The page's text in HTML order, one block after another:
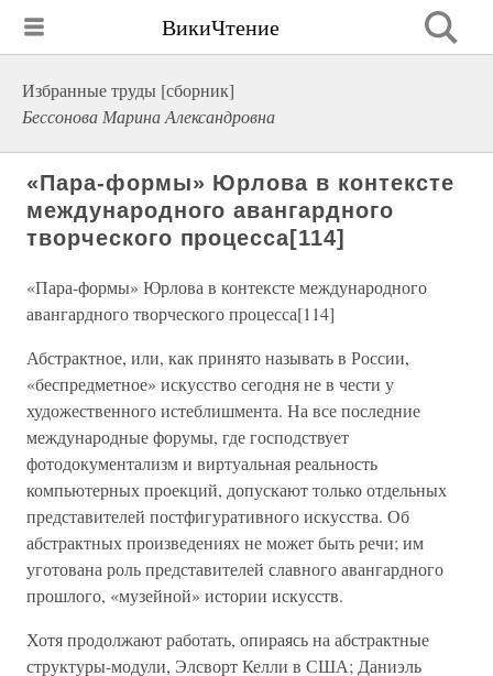
ВикиЧтение
Избранные труды [сборник]
Бессонова Марина Александровна
«Пара-формы» Юрлова в контексте
международного авангардного
творческого процесса[114]
«Пара-формы» Юрлова в контексте международного
авангардного творческого процесса[114]
Абстрактное, или, как принято называть в России,
«беспредметное» искусство сегодня не в чести у
художественного истеблишмента. На все последние
международные форумы, где господствует
фотодокументализм и виртуальная реальность
компьютерных проекций, допускают только отдельных
представителей постфигуративного искусства. Об
абстрактных произведениях не может быть речи; им
уготована роль представителей славного авангардного
прошлого, «музейной» истории искусств.
Хотя продолжают работать, опираясь на абстрактные
структуры-модули, Элсворт Келли в США; Даниэль